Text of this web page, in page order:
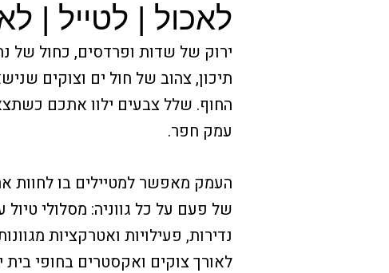
לאכול | לטייל |
ירוק של שדות ופרדסים, כחול של
תיכון, צהוב של חול ים וצוקים
החוף. שלל צבעים ילוו אתכם
עמק חפר.
העמק מאפשר למטיילים בו לחוות
של פעם על כל גווניה: מסלולי טיול
נדירות, פעילויות ואטרקציות
לאורך צוקים ואקסטרים בחופי בית